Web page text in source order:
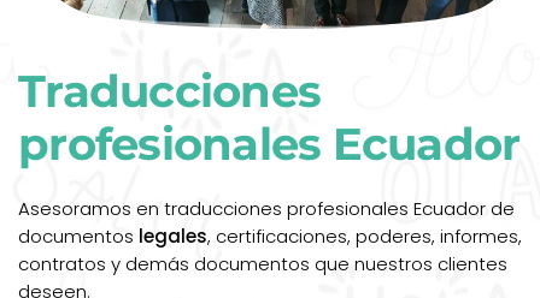
Traducciones
profesionales Ecuador
Asesoramos en traducciones profesionales Ecuador de
documentos legales, certificaciones, poderes, informes,
contratos y demás documentos que nuestros clientes
deseen.